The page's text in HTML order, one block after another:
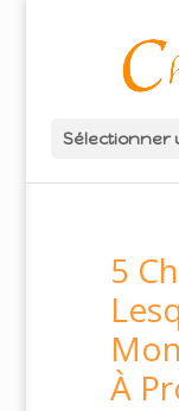
Sélectionner
5
À